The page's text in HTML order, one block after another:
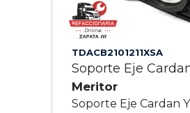
TDACB2101211XSA
Soporte Eje
Meritor
Soporte Eje Cardan